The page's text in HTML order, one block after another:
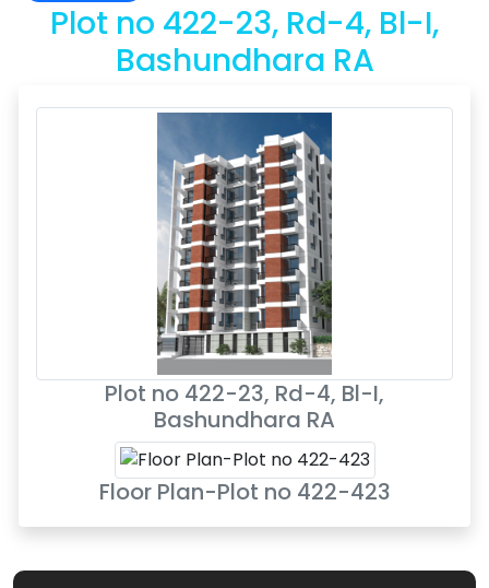
Plot no 422-23, Rd-4, Bl-I,
Bashundhara RA
Plot no 422-23, Rd-4, Bl-I,
Bashundhara RA
Floor Plan-Plot no 422-423